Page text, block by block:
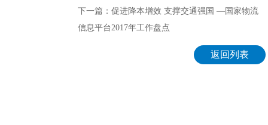
下一篇：促进降本增效 支撑交通强国 —国家物流
信息平台2017年工作盘点
返回列表